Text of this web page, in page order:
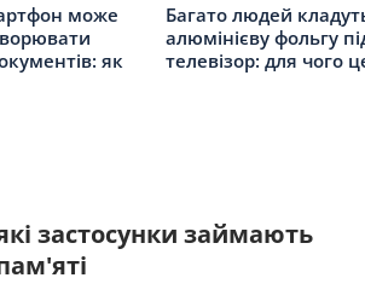
може
як
Багато людей
алюмінієву фольгу
телевізор: для чого
застосунки займають